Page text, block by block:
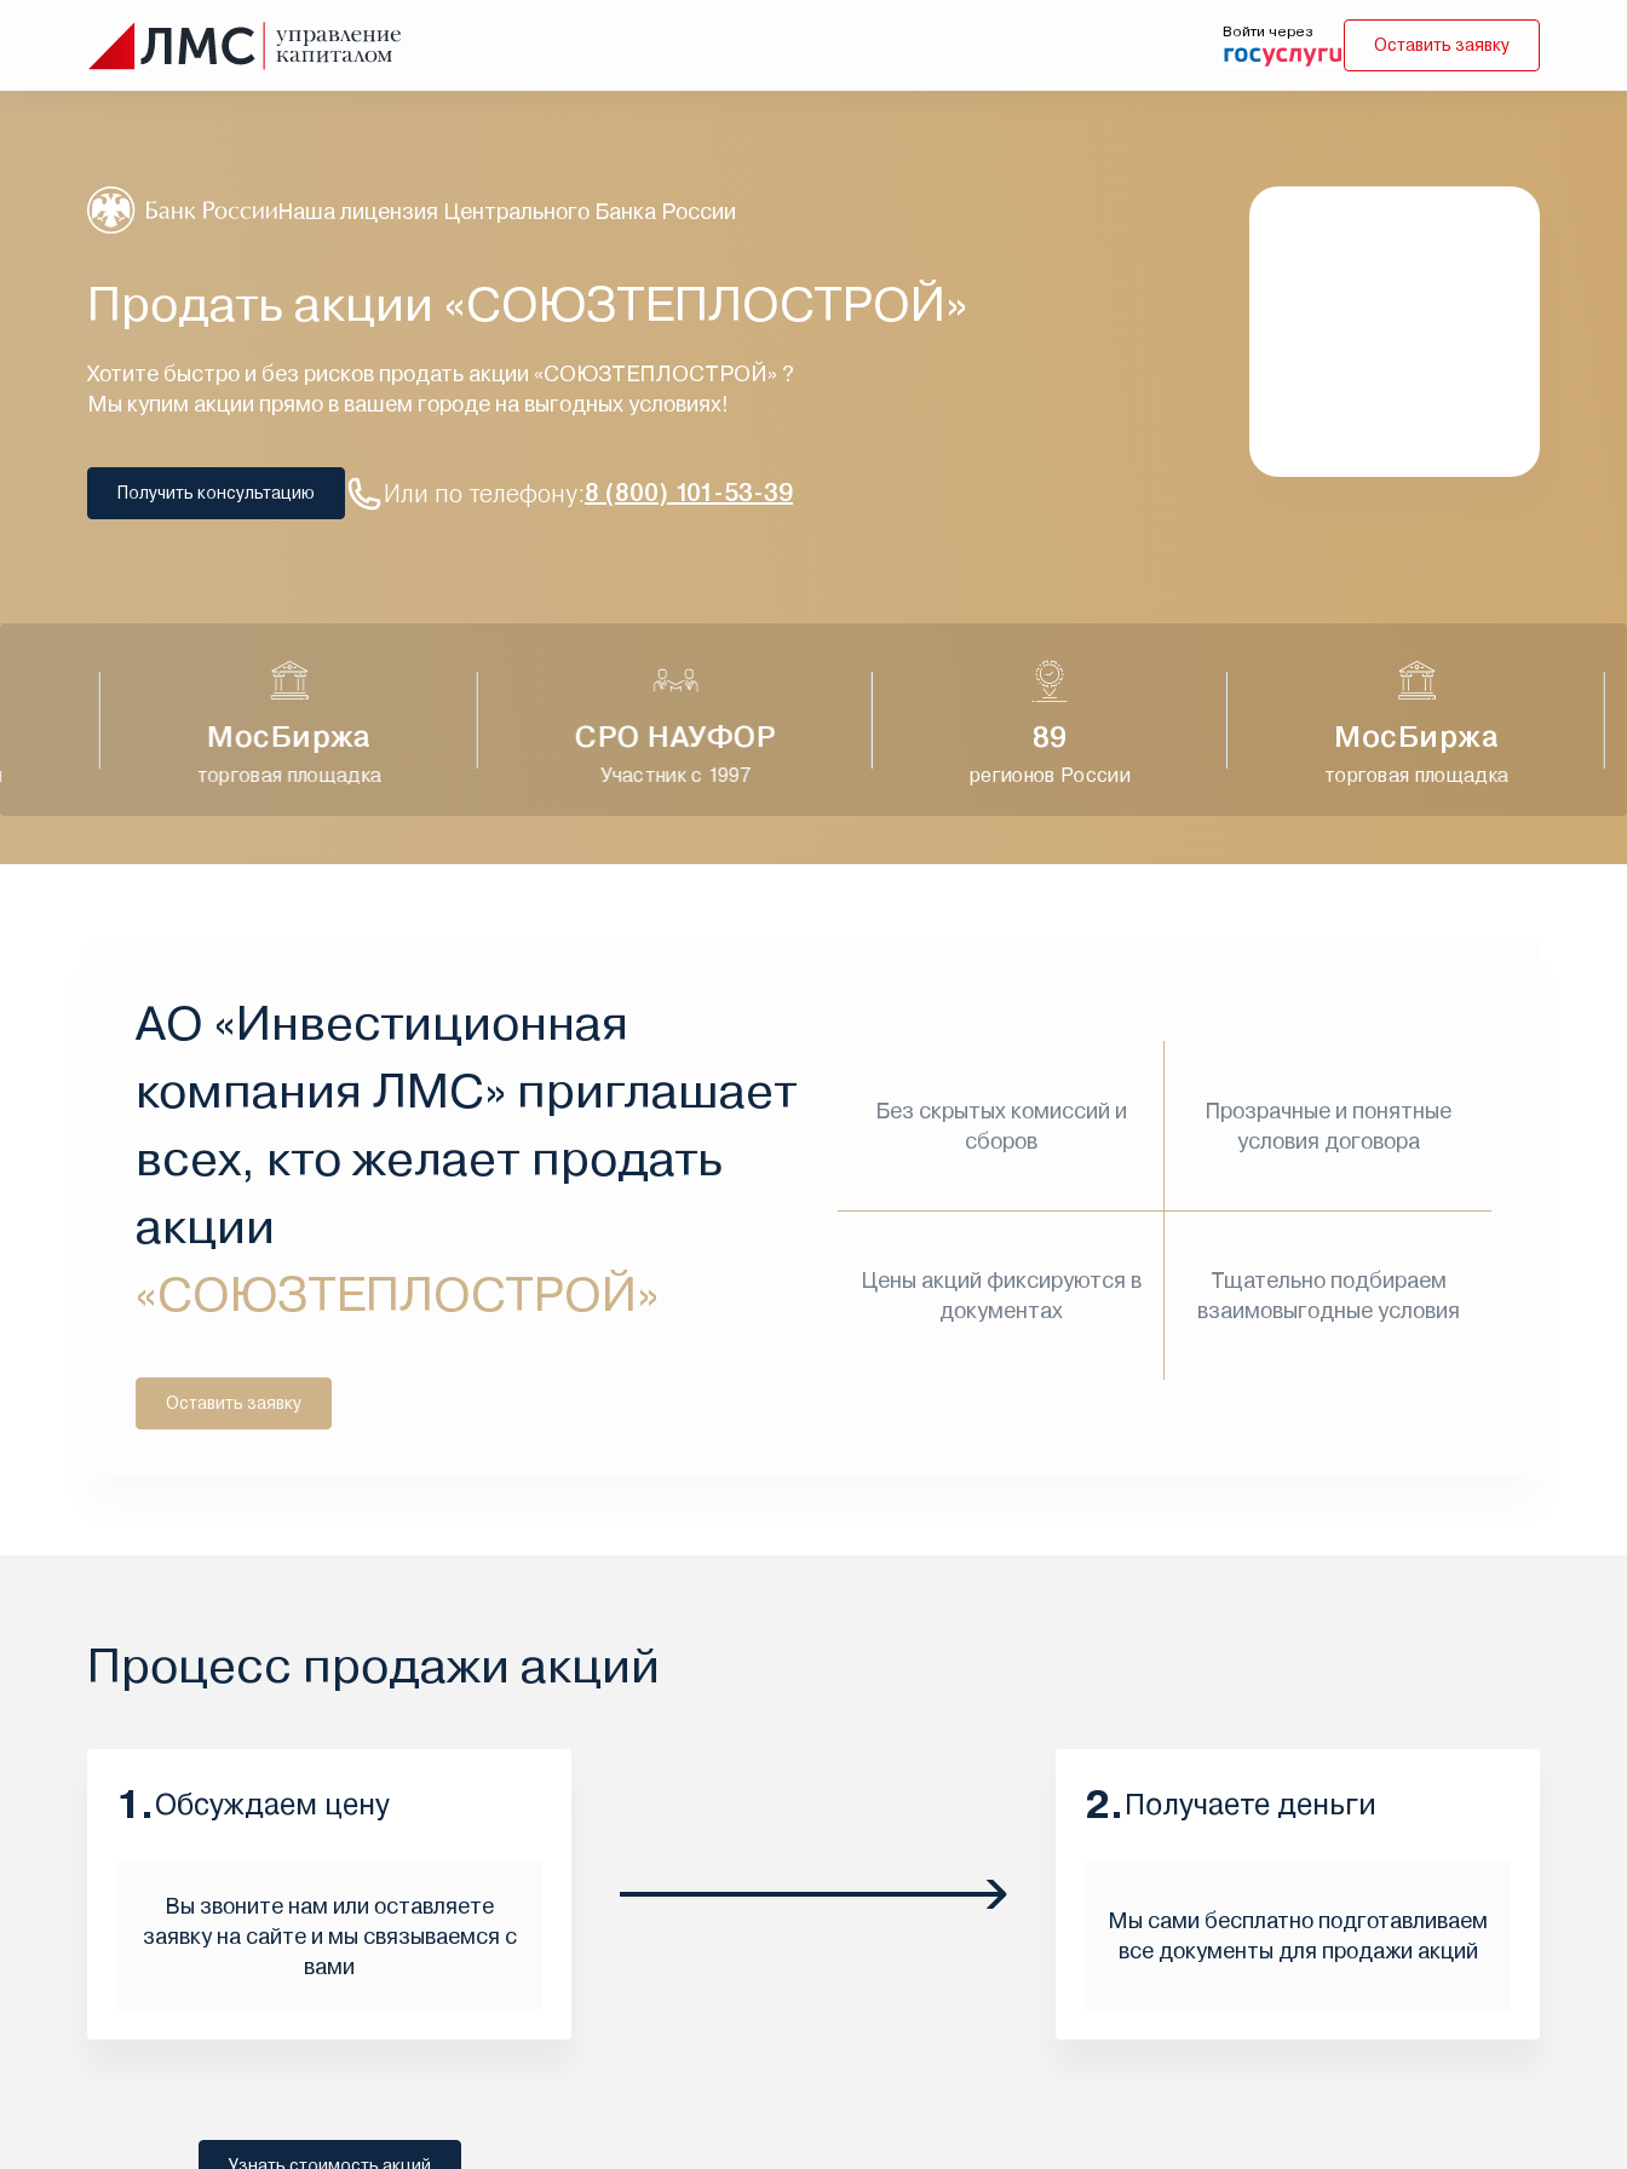
Войти через
Оставить заявку
Наша лицензия Центрального Банка России
Продать акции «СОЮЗТЕПЛОСТРОЙ»
Хотите быстро и без рисков продать акции «СОЮЗТЕПЛОСТРОЙ» ?
Мы купим акции прямо в вашем городе на выгодных условиях!
Получить консультацию Или по телефону:8 (800) 101-53-39
МосБиржа
торговая площадка
СРО НАУФОР
Участник с 1997
89
регионов России
МосБиржа
торговая площадка
АО «Инвестиционная
компания ЛМС» приглашает
всех, кто желает продать
акции
«СОЮЗТЕПЛОСТРОЙ»
Оставить заявку
Без скрытых комиссий и
сборов
Прозрачные и понятные
условия договора
Цены акций фиксируются в
документах
Тщательно подбираем
взаимовыгодные условия
Процесс продажи акций
1.Обсуждаем цену
Вы звоните нам или оставляете
заявку на сайте и мы связываемся с
вами
2. Получаете деньги
Мы сами бесплатно подготавливаем
все документы для продажи акций
Узнать стоимость акций